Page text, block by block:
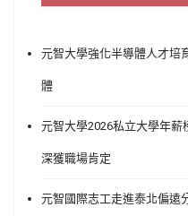
元智大學強化半導體人才培
體
元智大學2026私立大學年
深獲職場肯定
元智國際志工走進泰北偏